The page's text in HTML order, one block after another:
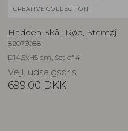
CREATIVE COLLECTION
Hadden Skål, Rød, Stentøj
82073088
D14,5xH5 cm, Set of 4
Vejl. udsalgspris
699,00 DKK